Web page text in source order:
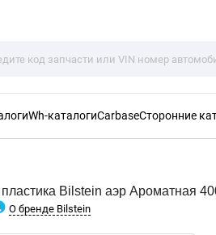
Wh-каталогиCarbaseСторонние
Bilstein аэр Ароматная
О бренде Bilstein